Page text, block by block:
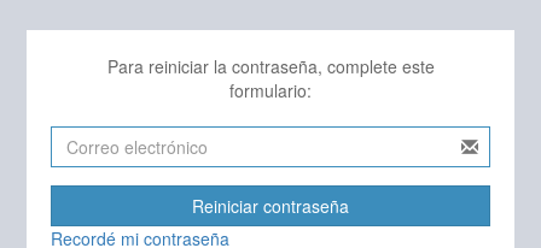
Para reiniciar la contraseña, complete este
formulario:
Reiniciar contraseña
Recordé mi contraseña